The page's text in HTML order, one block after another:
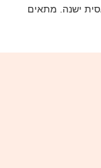
ישנה. מתאים